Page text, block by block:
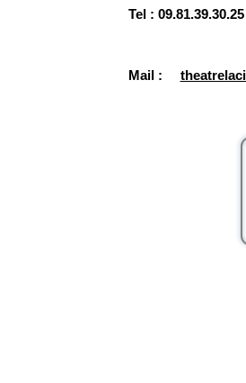
Tel : 09.81.39.30.25
Mail :